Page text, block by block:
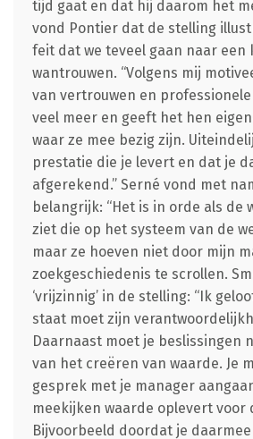
tijd gaat en dat hij daarom het
vond Pontier dat de stelling
feit dat we teveel gaan naar een
wantrouwen. “Volgens mij
van vertrouwen en
veel meer en geeft het hen
waar ze mee bezig zijn.
prestatie die je levert en dat je
afgerekend.” Serné vond met
belangrijk: “Het is in orde als de
ziet die op het systeem van de
maar ze hoeven niet door mijn
zoekgeschiedenis te scrollen.
‘vrijzinnig’ in de stelling: “Ik
staat moet zijn
Daarnaast moet je beslissingen
van het creëren van waarde. Je
gesprek met je manager
meekijken waarde oplevert voor
Bijvoorbeeld doordat je